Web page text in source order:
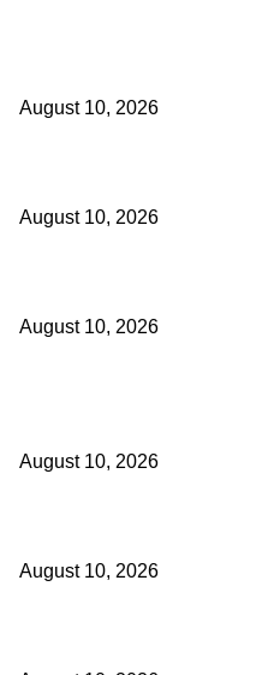
August 10, 2026
August 10, 2026
August 10, 2026
August 10, 2026
August 10, 2026